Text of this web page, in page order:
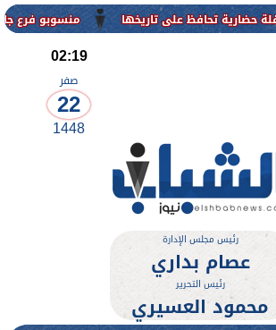
منسوبو فرع جامعة الأزهر
02:19
صفر
22
1448
رئيس مجلس الإدارة
عصام بداري
رئيس التحرير
محمود العسيري